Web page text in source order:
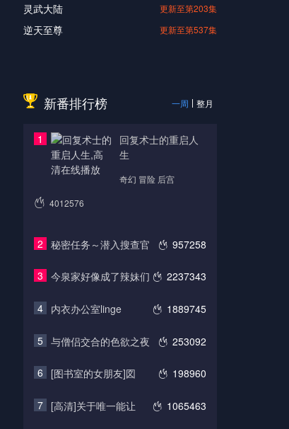
灵武大陆 更新至第203集
逆天至尊 更新至第537集
新番排行榜 一周 整月
1
回复术士的重启人
生
奇幻 冒险 后宫
4012576
2 957258
秘密任务～潜入搜查官
3 2237343
今泉家好像成了辣妹们
4 1889745
内衣办公室linge
5 253092
与僧侣交合的色欲之夜
6 198960
[图书室的女朋友]図
7 1065463
[高清]关于唯一能让